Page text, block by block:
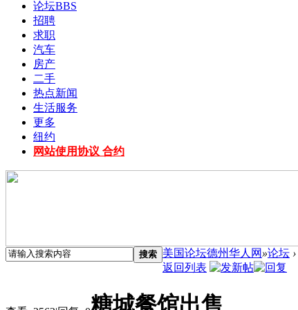
论坛BBS
招聘
求职
汽车
房产
二手
热点新闻
生活服务
更多
纽约
网站使用协议 合约
搜索 美国论坛德州华人网 »论坛 ›
返回列表
糖城餐馆出售